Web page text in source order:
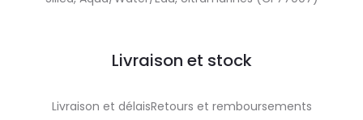
Livraison et stock
Livraison et délaisRetours et remboursements